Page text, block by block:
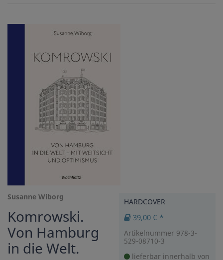
Susanne Wiborg
Komrowski.
Von Hamburg
in die Welt.
HARDCOVER
39,00 € *
Artikelnummer 978-3-
529-08710-3
lieferbar innerhalb von